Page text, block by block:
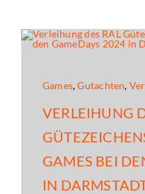
Games,Gutachten,
VERLEIHUNG
GAMES BEI
IN